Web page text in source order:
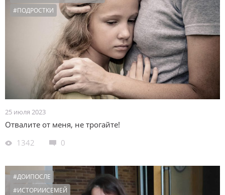
#ПОДРОСТКИ
25 июля 2023
Отвалите от меня, не трогайте!
1342
0
#ДОИПОСЛЕ
#ИСТОРИИСЕМЕЙ